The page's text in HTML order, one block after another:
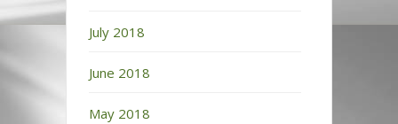
July 2018
June 2018
May 2018